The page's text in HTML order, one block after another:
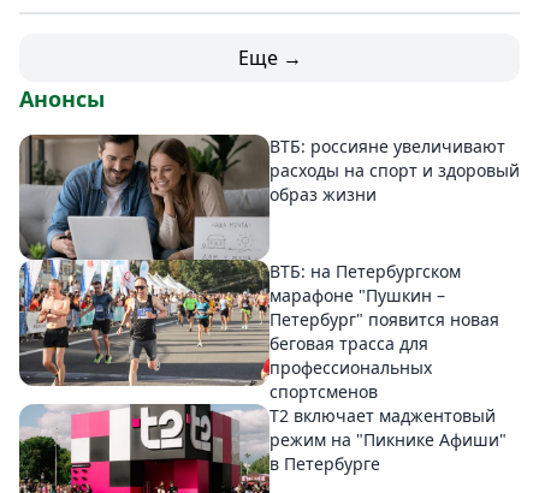
Еще →
Анонсы
ВТБ: россияне увеличивают
расходы на спорт и здоровый
образ жизни
ВТБ: на Петербургском
марафоне "Пушкин –
Петербург" появится новая
беговая трасса для
профессиональных
спортсменов
Т2 включает маджентовый
режим на "Пикнике Афиши"
в Петербурге